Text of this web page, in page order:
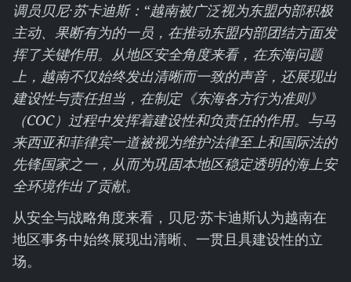
调员贝尼·苏卡迪斯：“越南被广泛视为东盟内部积极
主动、果断有为的一员，在推动东盟内部团结方面发
挥了关键作用。从地区安全角度来看，在东海问题
上，越南不仅始终发出清晰而一致的声音，还展现出
建设性与责任担当，在制定《东海各方行为准则》
（COC）过程中发挥着建设性和负责任的作用。与马
来西亚和菲律宾一道被视为维护法律至上和国际法的
先锋国家之一，从而为巩固本地区稳定透明的海上安
全环境作出了贡献。
从安全与战略角度来看，贝尼·苏卡迪斯认为越南在
地区事务中始终展现出清晰、一贯且具建设性的立
场。